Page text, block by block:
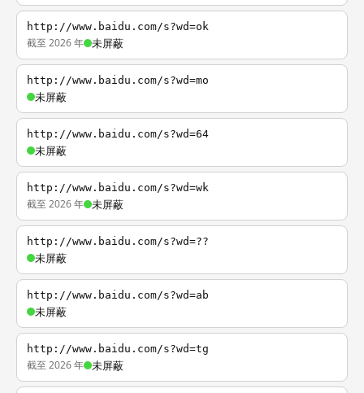
http://www.baidu.com/s?wd=ok
截至 2026 年 未屏蔽
http://www.baidu.com/s?wd=mo
未屏蔽
http://www.baidu.com/s?wd=64
未屏蔽
http://www.baidu.com/s?wd=wk
截至 2026 年 未屏蔽
http://www.baidu.com/s?wd=??
未屏蔽
http://www.baidu.com/s?wd=ab
未屏蔽
http://www.baidu.com/s?wd=tg
截至 2026 年 未屏蔽